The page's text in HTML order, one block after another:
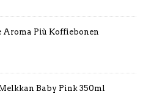
Aroma Più Koffiebonen
Baby Pink 350ml